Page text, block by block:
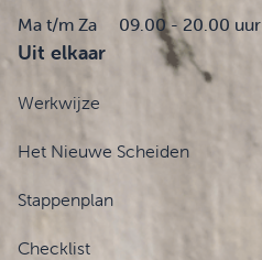
Ma t/m Za 09.00 - 20.00 uur
Uit elkaar
Werkwijze
Het Nieuwe Scheiden
Stappenplan
Checklist